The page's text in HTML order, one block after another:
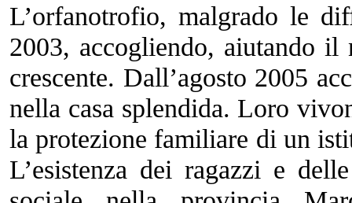
L’orfanotrofio, malgrado le
2003, accogliendo, aiutando il
crescente. Dall’agosto 2005
nella casa splendida. Loro
la protezione familiare di un
L’esistenza dei ragazzi e